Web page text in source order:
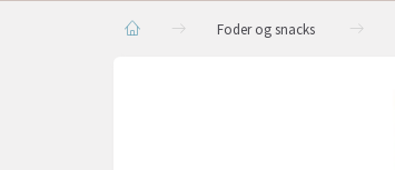
Foder og snacks